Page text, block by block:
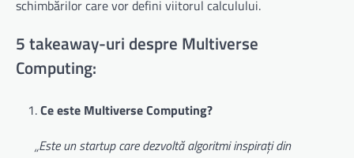
schimbărilor care vor defini viitorul calculului.
5 takeaway-uri despre Multiverse
Computing:
Ce este Multiverse Computing?
„Este un startup care dezvoltă algoritmi inspirați din